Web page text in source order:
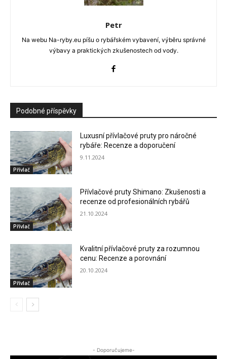
Petr
Na webu Na-ryby.eu píšu o rybářském vybavení, výběru správné
výbavy a praktických zkušenostech od vody.
Podobné příspěvky
Přívlač
Luxusní přívlačové pruty pro náročné
rybáře: Recenze a doporučení
9.11.2024
Přívlač
Přívlačové pruty Shimano: Zkušenosti a
recenze od profesionálních rybářů
21.10.2024
Přívlač
Kvalitní přívlačové pruty za rozumnou
cenu: Recenze a porovnání
20.10.2024
- Doporučujeme-